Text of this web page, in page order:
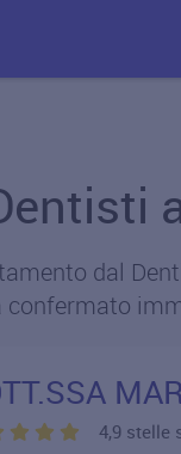
dal
confermato
4,9 stelle